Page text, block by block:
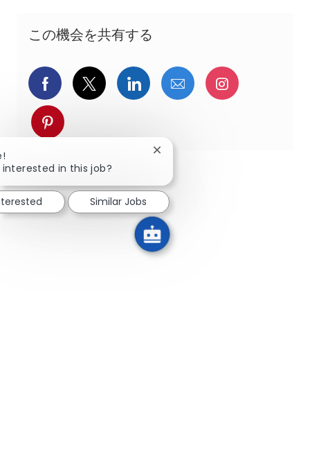
この機会を共有する
Facebookでシェア
ツイッターで共有
LinkedInで共有
メールで共有Instagram
pinterestでシェア
interested in this job?
Close chatbot notification
Similar Jobs